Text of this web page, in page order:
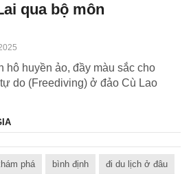
qua bộ môn
hô huyền ảo, đầy màu sắc cho
do (Freediving) ở đảo Cù Lao
phá bình định đi du lịch ở đâu